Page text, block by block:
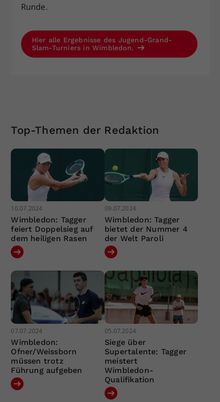
Runde.
Hier alle Ergebnisse des Jugend-Grand-
Slam-Turniers in Wimbledon.
Top-Themen der Redaktion
10.07.2024
Wimbledon: Tagger
feiert Doppelsieg auf
dem heiligen Rasen
09.07.2024
Wimbledon: Tagger
bietet der Nummer 4
der Welt Paroli
07.07.2024
Wimbledon:
Ofner/Weissborn
müssen trotz
Führung aufgeben
05.07.2024
Siege über
Supertalente: Tagger
meistert
Wimbledon-
Qualifikation